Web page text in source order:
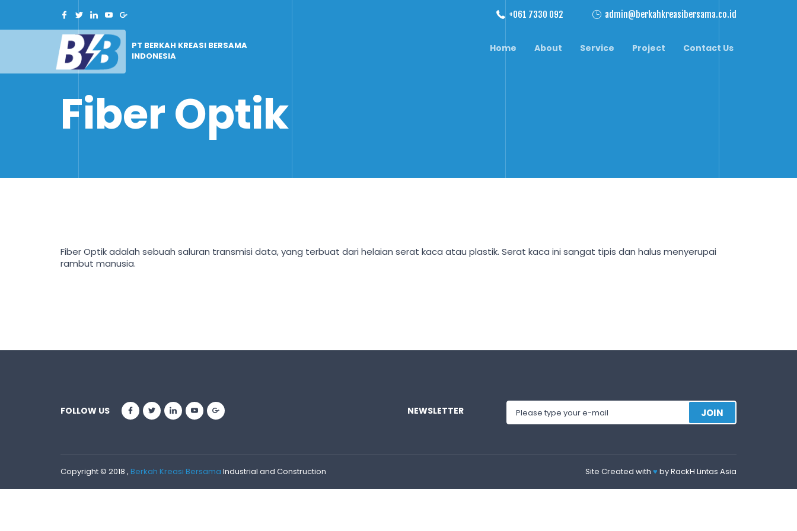
+061 7330 092 admin@berkahkreasibersama.co.id
PT BERKAH KREASI BERSAMA
INDONESIA
Home About Service Project Contact Us
Fiber Optik
Fiber Optik adalah sebuah saluran transmisi data, yang terbuat dari helaian serat kaca atau plastik. Serat kaca ini sangat tipis dan halus menyerupai
rambut manusia.
FOLLOW US NEWSLETTER JOIN
Copyright © 2018 , Berkah Kreasi Bersama Industrial and Construction Site Created with ♥ byRackH Lintas Asia